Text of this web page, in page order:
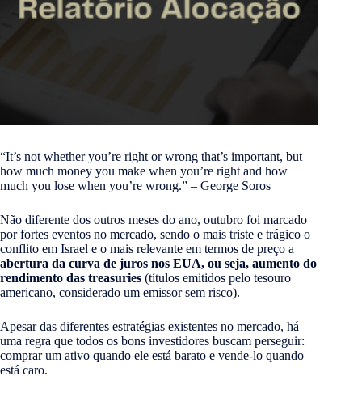
“It’s not whether you’re right or wrong that’s important, but
how much money you make when you’re right and how
much you lose when you’re wrong.” – George Soros
Não diferente dos outros meses do ano, outubro foi marcado
por fortes eventos no mercado, sendo o mais triste e trágico o
conflito em Israel e o mais relevante em termos de preço a
abertura da curva de juros nos EUA, ou seja, aumento do
rendimento das treasuries (títulos emitidos pelo tesouro
americano, considerado um emissor sem risco).
Apesar das diferentes estratégias existentes no mercado, há
uma regra que todos os bons investidores buscam perseguir:
comprar um ativo quando ele está barato e vende-lo quando
está caro.